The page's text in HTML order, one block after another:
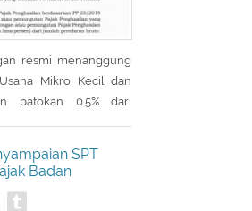
resmi menanggung
Mikro Kecil dan
patokan 0.5% dari
Pemerintah). PPh
diberikan untuk masa
dengan masa pajak
SPT
Badan